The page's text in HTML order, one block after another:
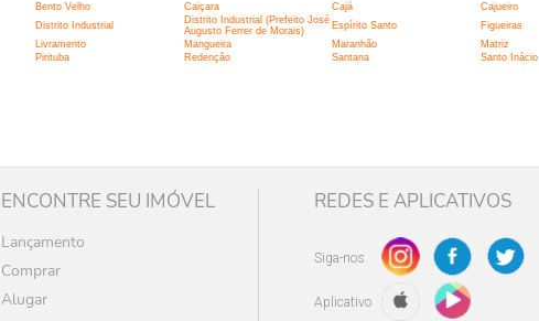
Bento Velho Caiçara Cajá Cajueiro
Distrito Industrial
Distrito Industrial (Prefeito José
Augusto Ferrer de Morais)
Espírito Santo Figueiras
Livramento Mangueira Maranhão Matriz
Pirituba Redenção Santana Santo Inácio
ENCONTRE SEU IMÓVEL
Lançamento
Comprar
Alugar
REDES E APLICATIVOS
Siga-nos
Aplicativo